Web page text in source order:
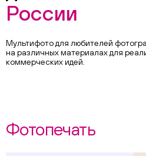
России
Мультифото для любителей
на различных материалах для
коммерческих идей.
Фотопечать